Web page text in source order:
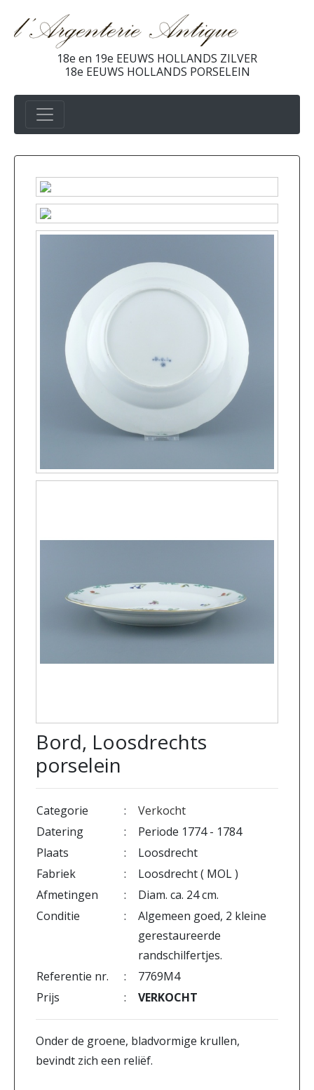
18e en 19e EEUWS HOLLANDS ZILVER
18e EEUWS HOLLANDS PORSELEIN
Bord, Loosdrechts
porselein
Categorie :
Verkocht
Datering
:
Periode 1774 - 1784
Plaats
:
Loosdrecht
Fabriek
:
Loosdrecht ( MOL )
Afmetingen
:
Diam. ca. 24 cm.
Conditie
:
Algemeen goed, 2 kleine
gerestaureerde
randschilfertjes.
Referentie nr.
:
7769M4
Prijs
: VERKOCHT
Onder de groene, bladvormige krullen,
bevindt zich een reliëf.